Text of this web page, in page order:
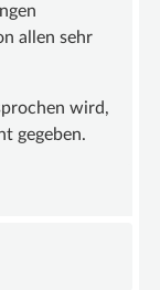
allen sehr
wird,
gegeben.